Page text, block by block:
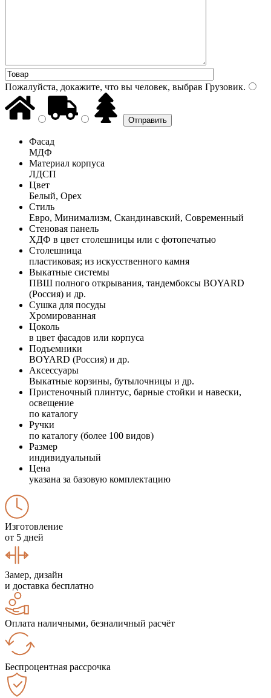
Пожалуйста, докажите, что вы человек, выбрав Грузовик.
Фасад
МДФ
Материал корпуса
ЛДСП
Цвет
Белый, Орех
Стиль
Евро, Минимализм, Скандинавский, Современный
Стеновая панель
ХДФ в цвет столешницы или с фотопечатью
Столешница
пластиковая; из искусственного камня
Выкатные системы
ПВШ полного открывания, тандембоксы BOYARD
(Россия) и др.
Сушка для посуды
Хромированная
Цоколь
в цвет фасадов или корпуса
Подъемники
BOYARD (Россия) и др.
Аксессуары
Выкатные корзины, бутылочницы и др.
Пристеночный плинтус, барные стойки и навески,
освещение
по каталогу
Ручки
по каталогу (более 100 видов)
Размер
индивидуальный
Цена
указана за базовую комплектацию
Изготовление
от 5 дней
Замер, дизайн
и доставка бесплатно
Оплата наличными, безналичный расчёт
Беспроцентная рассрочка